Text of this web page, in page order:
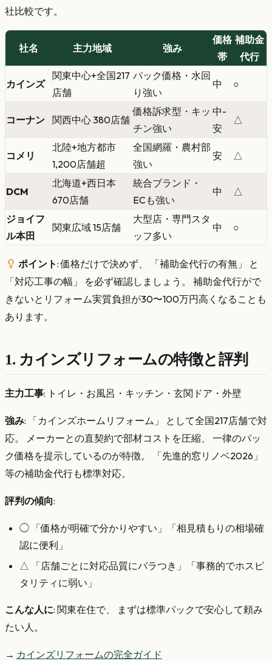
社比較です。
社名 主力地域 強み
価格
帯
補助金
代行
カインズ
関東中心+全国217
店舗
パック価格・水回
り強い
中 ○
コーナン 関西中心 380店舗
価格訴求型・キッ
チン強い
中-
安
△
コメリ
北陸+地方都市
1,200店舗超
全国網羅・農村部
強い
安 △
DCM
北海道+西日本
670店舗
統合ブランド・
ECも強い
中 △
ジョイフ
ル本田
関東広域 15店舗
大型店・専門スタ
ッフ多い
中 ○
ポイント: 価格だけで決めず、 「補助金代行の有無」 と
「対応工事の幅」 を必ず確認しましょう。 補助金代行がで
きないとリフォーム実質負担が30〜100万円高くなることも
あります。
1. カインズリフォームの特徴と評判
主力工事: トイレ・お風呂・キッチン・玄関ドア・外壁
強み: 「カインズホームリフォーム」 として全国217店舗で対
応。 メーカーとの直契約で部材コストを圧縮、 一律のパッ
ク価格を提示しているのが特徴。 「先進的窓リノベ2026」
等の補助金代行も標準対応。
評判の傾向:
◯ 「価格が明確で分かりやすい」「相見積もりの相場確
認に便利」
△ 「店舗ごとに対応品質にバラつき」「事務的でホスピ
タリティに弱い」
こんな人に: 関東在住で、 まずは標準パックで安心して頼み
たい人。
→ カインズリフォームの完全ガイド